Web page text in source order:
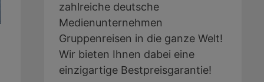
zahlreiche deutsche
Medienunternehmen
Gruppenreisen in die ganze Welt!
Wir bieten Ihnen dabei eine
einzigartige Bestpreisgarantie!